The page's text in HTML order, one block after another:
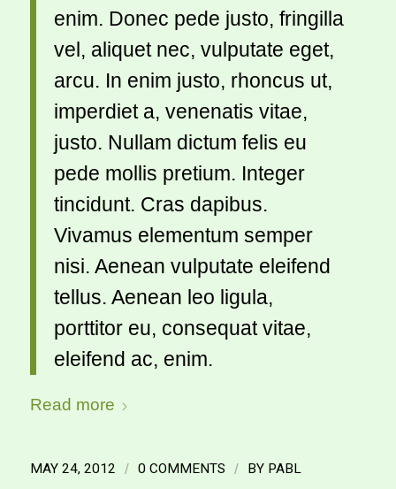
enim. Donec pede justo, fringilla
vel, aliquet nec, vulputate eget,
arcu. In enim justo, rhoncus ut,
imperdiet a, venenatis vitae,
justo. Nullam dictum felis eu
pede mollis pretium. Integer
tincidunt. Cras dapibus.
Vivamus elementum semper
nisi. Aenean vulputate eleifend
tellus. Aenean leo ligula,
porttitor eu, consequat vitae,
eleifend ac, enim.
Read more
MAY 24, 2012 / 0 COMMENTS / BY PABL